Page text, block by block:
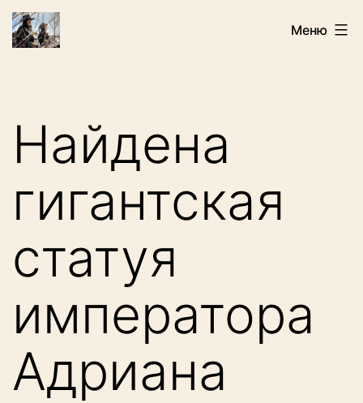
Перейти
Искатели Меню
Найдена
гигантская
статуя
императора
Адриана